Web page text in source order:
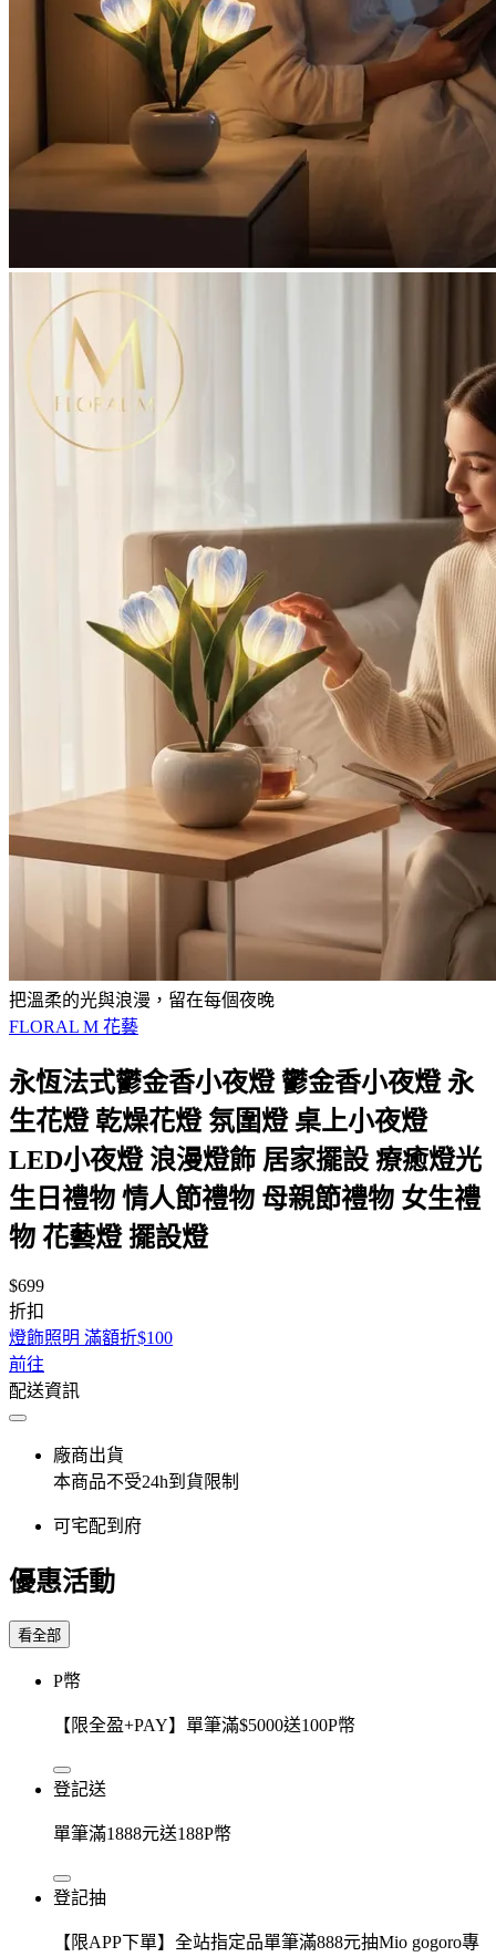
把溫柔的光與浪漫，留在每個夜晚
FLORAL M 花藝
永恆法式鬱金香小夜燈 鬱金香小夜燈 永
生花燈 乾燥花燈 氛圍燈 桌上小夜燈
LED小夜燈 浪漫燈飾 居家擺設 療癒燈光
生日禮物 情人節禮物 母親節禮物 女生禮
物 花藝燈 擺設燈
$699
折扣
燈飾照明 滿額折$100
前往
配送資訊
廠商出貨
本商品不受24h到貨限制
可宅配到府
優惠活動
看全部
P幣
【限全盈+PAY】單筆滿$5000送100P幣
登記送
單筆滿1888元送188P幣
登記抽
【限APP下單】全站指定品單筆滿888元抽Mio gogoro專